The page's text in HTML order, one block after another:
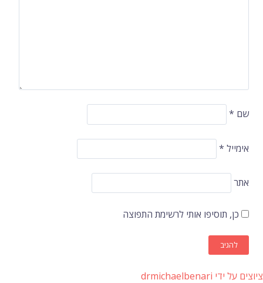
שם *
אימייל *
אתר
כן, תוסיפו אותי לרשימת התפוצה
ציוצים על ידי drmichaelbenari